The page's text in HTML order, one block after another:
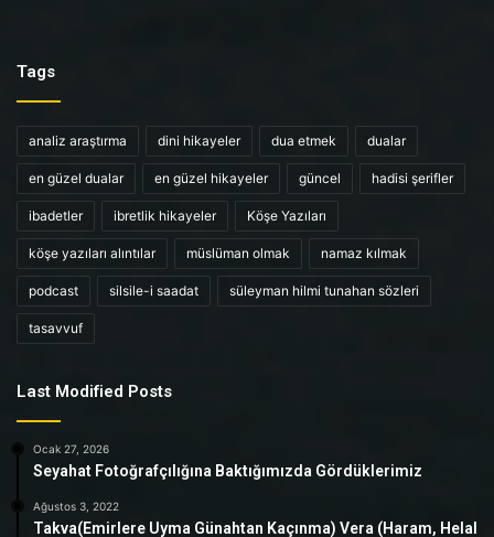
Tags
analiz araştırma dini hikayeler dua etmek dualar
en güzel dualar en güzel hikayeler güncel hadisi şerifler
ibadetler ibretlik hikayeler Köşe Yazıları
köşe yazıları alıntılar müslüman olmak namaz kılmak
podcast silsile-i saadat süleyman hilmi tunahan sözleri
tasavvuf
Last Modified Posts
Ocak 27, 2026
Seyahat Fotoğrafçılığına Baktığımızda Gördüklerimiz
Ağustos 3, 2022
Takva(Emirlere Uyma Günahtan Kaçınma) Vera (Haram, Helal